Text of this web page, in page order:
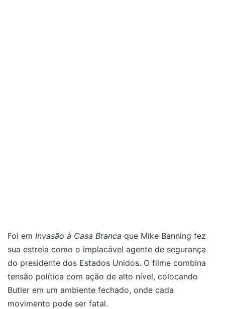
Foi em Invasão à Casa Branca que Mike Banning fez
sua estreia como o implacável agente de segurança
do presidente dos Estados Unidos. O filme combina
tensão política com ação de alto nível, colocando
Butler em um ambiente fechado, onde cada
movimento pode ser fatal.